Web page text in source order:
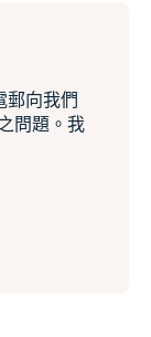
向我們
問題。我